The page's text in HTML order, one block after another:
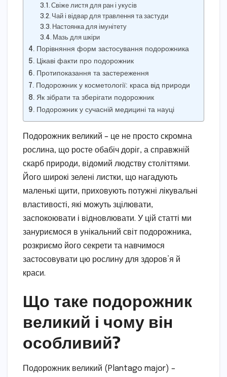
Свіже листя для ран і укусів
Чай і відвар для травлення та застуди
Настоянка для імунітету
Мазь для шкіри
Порівняння форм застосування подорожника
Цікаві факти про подорожник
Протипоказання та застереження
Подорожник у косметології: краса від природи
Як зібрати та зберігати подорожник
Подорожник у сучасній медицині та науці
Подорожник великий – це не просто скромна
рослина, що росте обабіч доріг, а справжній
скарб природи, відомий людству століттями.
Його широкі зелені листки, що нагадують
маленькі щити, приховують потужні лікувальні
властивості, які можуть зцілювати,
заспокоювати і відновлювати. У цій статті ми
зануриємося в унікальний світ подорожника,
розкриємо його секрети та навчимося
застосовувати цю рослину для здоров’я й
краси.
Що таке подорожник
великий і чому він
особливий?
Подорожник великий (Plantago major) –